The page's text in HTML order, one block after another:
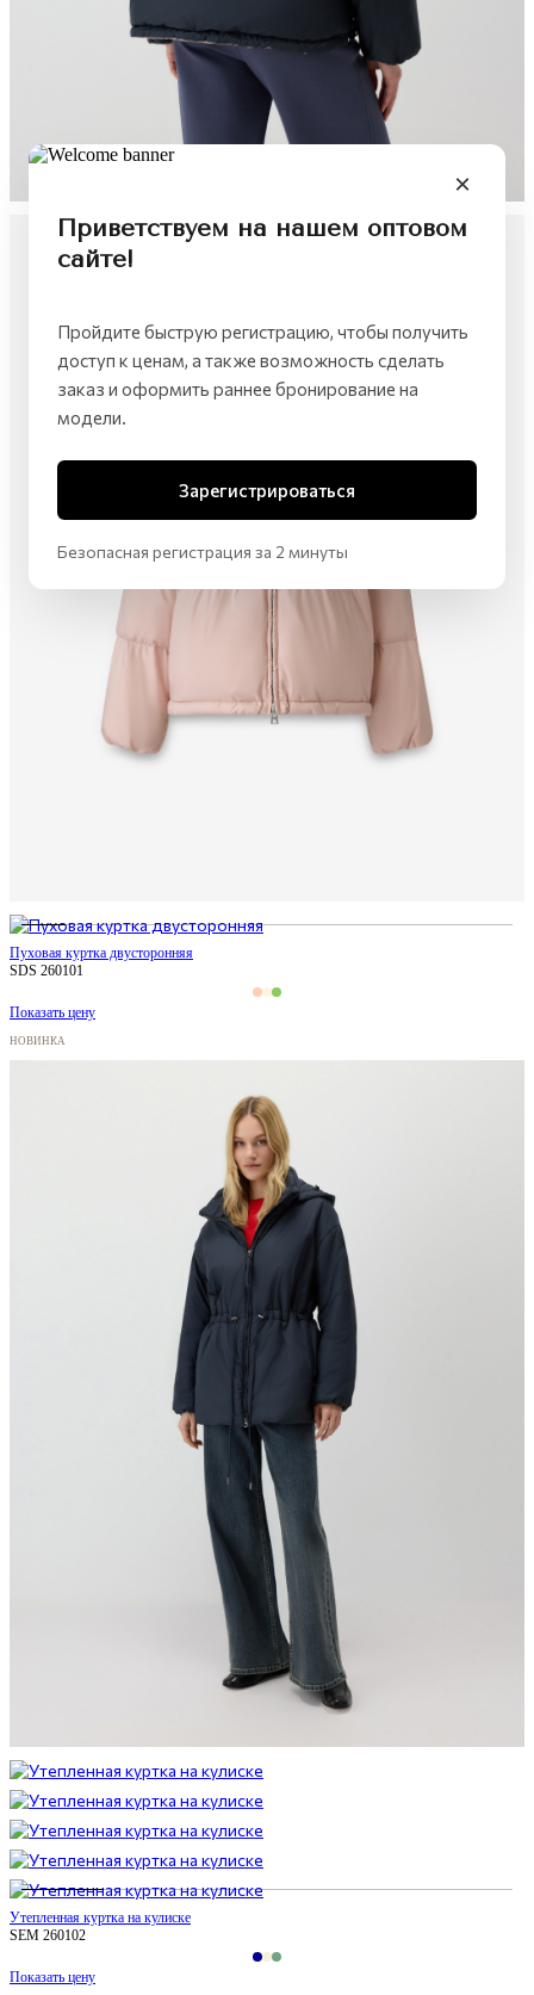
Пуховая куртка двусторонняя
SDS 260101
Показать цену
НОВИНКА
Утепленная куртка на кулиске
SEM 260102
Показать цену
Приветствуем на нашем оптовом
сайте!
Пройдите быструю регистрацию, чтобы получить
доступ к ценам, а также возможность сделать
заказ и оформить раннее бронирование на
модели.
Зарегистрироваться
Безопасная регистрация за 2 минуты